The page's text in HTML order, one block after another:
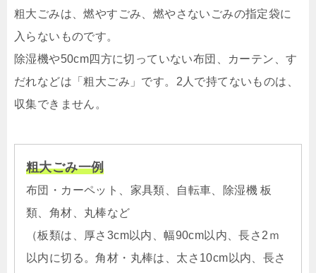
粗大ごみは、燃やすごみ、燃やさないごみの指定袋に
入らないものです。
除湿機や50cm四方に切っていない布団、カーテン、す
だれなどは「粗大ごみ」です。2人で持てないものは、
収集できません。
粗大ごみ一例
布団・カーペット、家具類、自転車、除湿機 板
類、角材、丸棒など
（板類は、厚さ3cm以内、幅90cm以内、長さ2ｍ
以内に切る。角材・丸棒は、太さ10cm以内、長さ